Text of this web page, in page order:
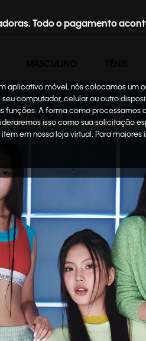
Todo o pagamento
aplicativo móvel, nós colocamos um
computador, celular ou outro
A forma como processamos
isso como sua solicitação
em nossa loja virtual. Para